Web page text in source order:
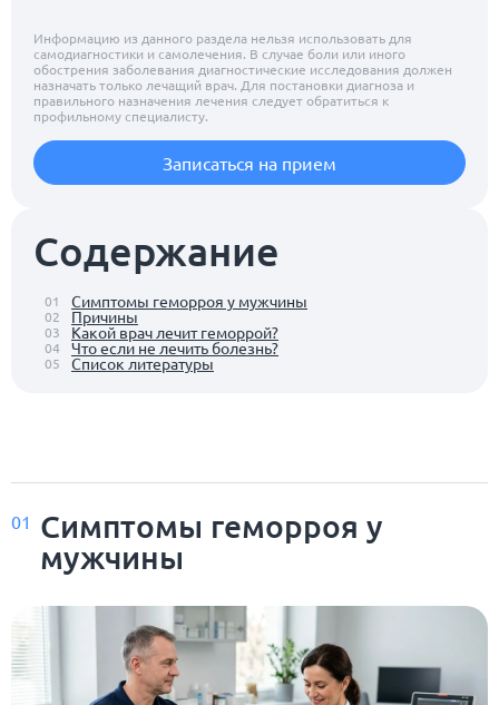
Содержание
01 Симптомы геморроя у мужчины
02 Причины
03 Какой врач лечит геморрой?
04 Что если не лечить болезнь?
05 Список литературы
Информацию из данного раздела нельзя использовать для
самодиагностики и самолечения. В случае боли или иного
обострения заболевания диагностические исследования должен
назначать только лечащий врач. Для постановки диагноза и
правильного назначения лечения следует обратиться к
профильному специалисту.
Записаться на прием
01 Симптомы геморроя у
мужчины